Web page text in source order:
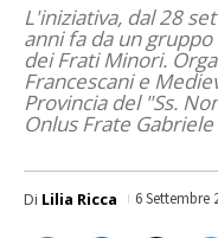
L'iniziativa, dal 28
anni fa da un
dei Frati Minori.
Francescani e
Provincia del "Ss.
Onlus Frate
Di Lilia Ricca 6 Settembre